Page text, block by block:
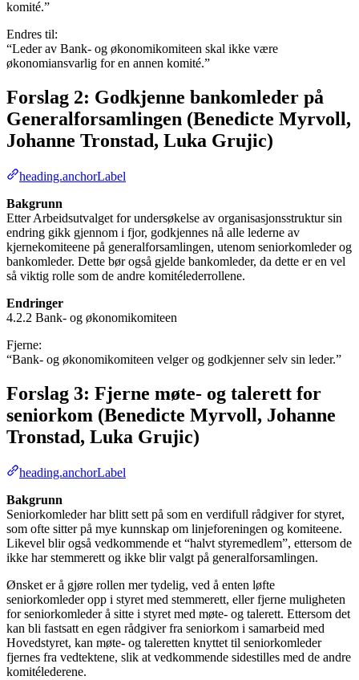
komité.”
Endres til:
“Leder av Bank- og økonomikomiteen skal ikke være
økonomiansvarlig for en annen komité.”
Forslag 2: Godkjenne bankomleder på
Generalforsamlingen (Benedicte Myrvoll,
Johanne Tronstad, Luka Grujic)
heading.anchorLabel
Bakgrunn
Etter Arbeidsutvalget for undersøkelse av organisasjonsstruktur sin
endring gikk gjennom i fjor, godkjennes nå alle lederne av
kjernekomiteene på generalforsamlingen, utenom seniorkomleder og
bankomleder. Dette bør også gjelde bankomleder, da dette er en vel
så viktig rolle som de andre komitélederrollene.
Endringer
4.2.2 Bank- og økonomikomiteen
Fjerne:
“Bank- og økonomikomiteen velger og godkjenner selv sin leder.”
Forslag 3: Fjerne møte- og talerett for
seniorkom (Benedicte Myrvoll, Johanne
Tronstad, Luka Grujic)
heading.anchorLabel
Bakgrunn
Seniorkomleder har blitt sett på som en verdifull rådgiver for styret,
som ofte sitter på mye kunnskap om linjeforeningen og komiteene.
Likevel blir også vedkommende et “halvt styremedlem”, ettersom de
ikke har stemmerett og ikke blir valgt på generalforsamlingen.
Ønsket er å gjøre rollen mer tydelig, ved å enten løfte
seniorkomleder opp i styret med stemmerett, eller fjerne muligheten
for seniorkomleder å sitte i styret med møte- og talerett. Ettersom det
kan bli fastsatt en egen rådgiver fra seniorkom i samarbeid med
Hovedstyret, kan møte- og taleretten knyttet til seniorkomleder
fjernes fra vedtektene, slik at vedkommende sidestilles med de andre
komitélederene.